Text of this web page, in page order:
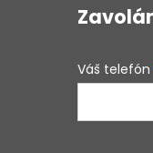
Váš telefón